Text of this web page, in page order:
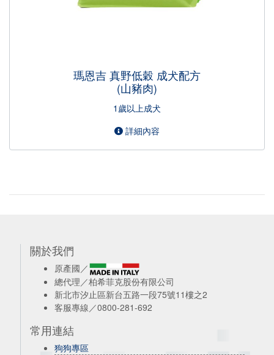
瑪恩吉 真野低穀 成犬配方
(山豬肉)
1歲以上成犬
詳細內容
關於我們
原產國／
總代理／柏希菲克股份有限公司
新北市汐止區新台五路一段75號11樓之2
客服專線／0800-281-692
常用連結
狗狗專區